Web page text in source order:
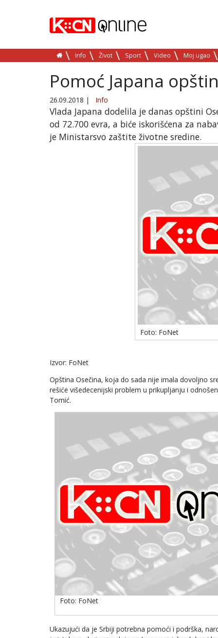
Info Život Sport Video Moj ugao
Pomoć Japana
26.09.2018 | Info
Vlada Japana dodelila je danas opštini
od 72.700 evra, a biće iskorišćena za
je Ministarsvo zaštite životne sredine.
Foto: FoNet
Izvor: FoNet
Opština Osečina, koja do sada nije imala dovoljno
rešiće višedecenijski problem u prikupljanju i
Tomić.
Foto: FoNet
Ukazujući da je Srbiji potrebna pomoći i podrška,